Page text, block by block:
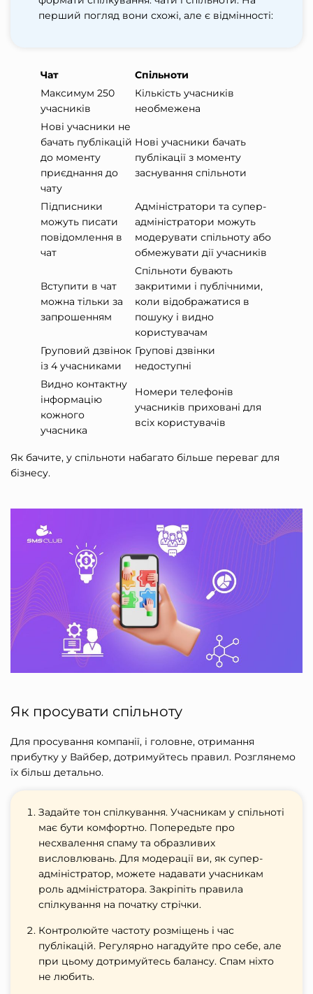
перший погляд вони схожі, але є відмінності:
Чат
Спільноти
Максимум 250
учасників
Кількість учасників
необмежена
Нові учасники не
бачать публікацій
до моменту
приєднання до
чату
Нові учасники бачать
публікації з моменту
заснування спільноти
Підписники
можуть писати
повідомлення в
чат
Адміністратори та супер-
адміністратори можуть
модерувати спільноту або
обмежувати дії учасників
Вступити в чат
можна тільки за
запрошенням
Спільноти бувають
закритими і публічними,
коли відображатися в
пошуку і видно
користувачам
Груповий дзвінок
із 4 учасниками
Групові дзвінки
недоступні
Видно контактну
інформацію
кожного
учасника
Номери телефонів
учасників приховані для
всіх користувачів
Як бачите, у спільноти набагато більше переваг для
бізнесу.
Як просувати спільноту
Для просування компанії, і головне, отримання
прибутку у Вайбер, дотримуйтесь правил. Розглянемо
їх більш детально.
Задайте тон спілкування. Учасникам у спільноті
має бути комфортно. Попередьте про
несхвалення спаму та образливих
висловлювань. Для модерації ви, як супер-
адміністратор, можете надавати учасникам
роль адміністратора. Закріпіть правила
спілкування на початку стрічки.
Контролюйте частоту розміщень і час
публікацій. Регулярно нагадуйте про себе, але
при цьому дотримуйтесь балансу. Спам ніхто
не любить.